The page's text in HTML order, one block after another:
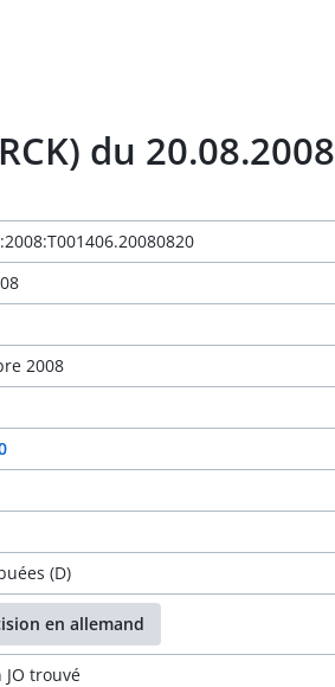
du 20.08.2008
2008
(D)
en allemand
trouvé